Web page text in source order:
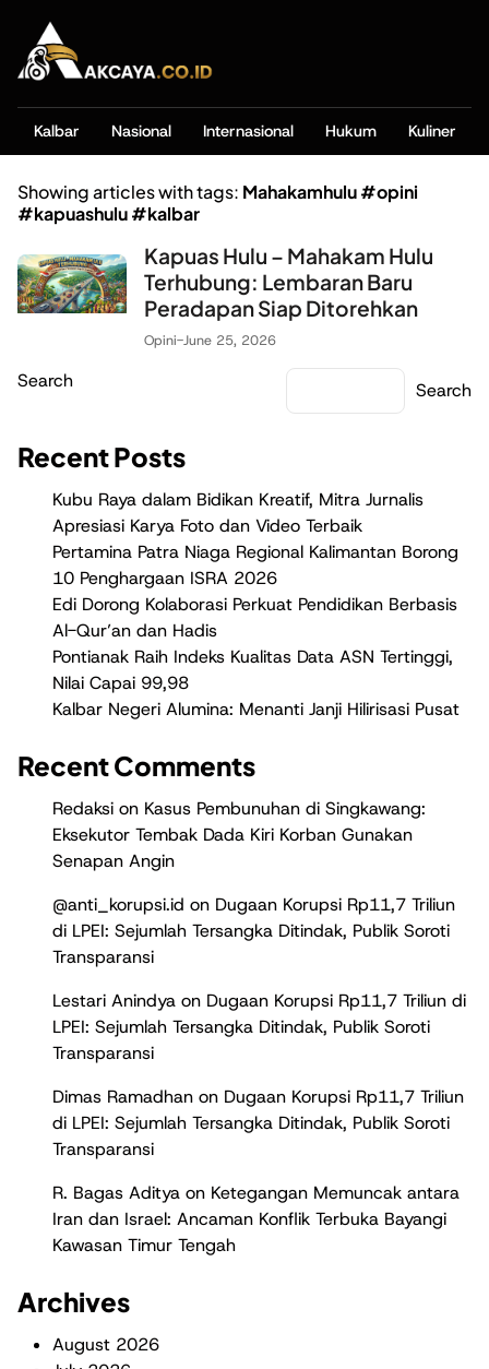
Kalbar Nasional Internasional Hukum Kuliner
Showing articles with tags: Mahakamhulu #opini
#kapuashulu #kalbar
Kapuas Hulu – Mahakam Hulu
Terhubung: Lembaran Baru
Peradapan Siap Ditorehkan
Opini-June 25, 2026
Search Search
Recent Posts
Kubu Raya dalam Bidikan Kreatif, Mitra Jurnalis
Apresiasi Karya Foto dan Video Terbaik
Pertamina Patra Niaga Regional Kalimantan Borong
10 Penghargaan ISRA 2026
Edi Dorong Kolaborasi Perkuat Pendidikan Berbasis
Al-Qur’an dan Hadis
Pontianak Raih Indeks Kualitas Data ASN Tertinggi,
Nilai Capai 99,98
Kalbar Negeri Alumina: Menanti Janji Hilirisasi Pusat
Recent Comments
Redaksi on Kasus Pembunuhan di Singkawang:
Eksekutor Tembak Dada Kiri Korban Gunakan
Senapan Angin
@anti_korupsi.id on Dugaan Korupsi Rp11,7 Triliun
di LPEI: Sejumlah Tersangka Ditindak, Publik Soroti
Transparansi
Lestari Anindya on Dugaan Korupsi Rp11,7 Triliun di
LPEI: Sejumlah Tersangka Ditindak, Publik Soroti
Transparansi
Dimas Ramadhan on Dugaan Korupsi Rp11,7 Triliun
di LPEI: Sejumlah Tersangka Ditindak, Publik Soroti
Transparansi
R. Bagas Aditya on Ketegangan Memuncak antara
Iran dan Israel: Ancaman Konflik Terbuka Bayangi
Kawasan Timur Tengah
Archives
August 2026